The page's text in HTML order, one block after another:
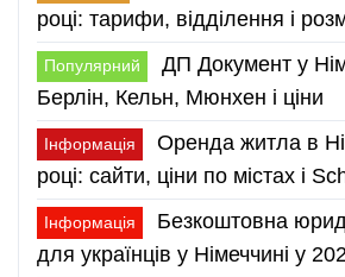
році: тарифи, відділення і
Популярний
ДП Документ у
Берлін, Кельн, Мюнхен і ціни
Інформація
Оренда житла в
році: сайти, ціни по містах і
Інформація
Безкоштовна
для українців у Німеччині у